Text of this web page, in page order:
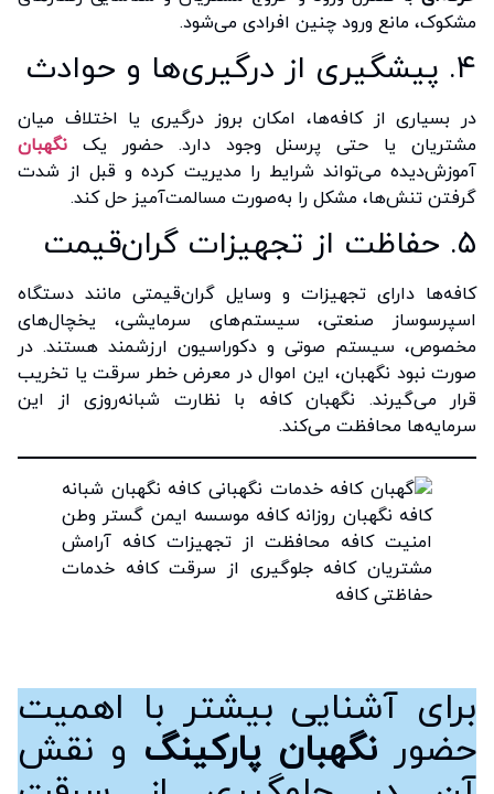
مشکوک، مانع ورود چنین افرادی می‌شود.
۴. پیشگیری از درگیری‌ها و حوادث
در بسیاری از کافه‌ها، امکان بروز درگیری یا اختلاف میان
مشتریان یا حتی پرسنل وجود دارد. حضور یک نگهبان
آموزش‌دیده می‌تواند شرایط را مدیریت کرده و قبل از شدت
گرفتن تنش‌ها، مشکل را به‌صورت مسالمت‌آمیز حل کند.
۵. حفاظت از تجهیزات گران‌قیمت
کافه‌ها دارای تجهیزات و وسایل گران‌قیمتی مانند دستگاه
اسپرسوساز صنعتی، سیستم‌های سرمایشی، یخچال‌های
مخصوص، سیستم صوتی و دکوراسیون ارزشمند هستند. در
صورت نبود نگهبان، این اموال در معرض خطر سرقت یا تخریب
قرار می‌گیرند. نگهبان کافه با نظارت شبانه‌روزی از این
سرمایه‌ها محافظت می‌کند.
برای آشنایی بیشتر با اهمیت
حضور نگهبان پارکینگ و نقش